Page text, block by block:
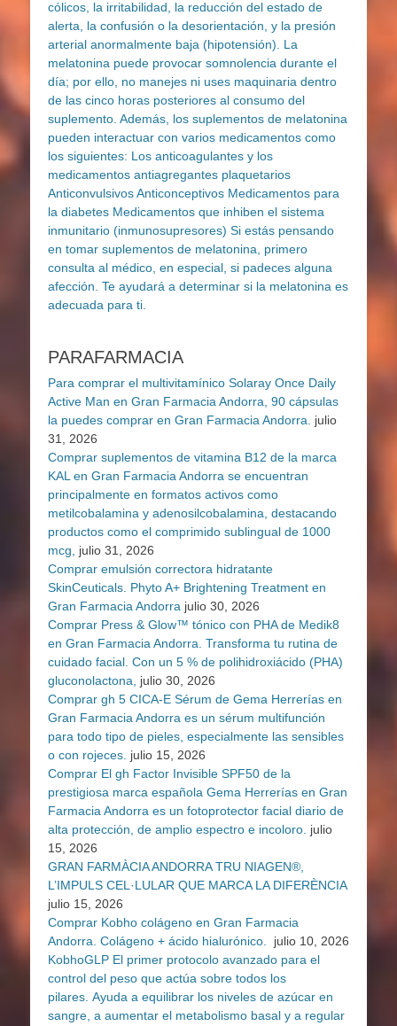
PARAFARMACIA
Para comprar el multivitamínico Solaray Once Daily
Active Man en Gran Farmacia Andorra, 90 cápsulas
la puedes comprar en Gran Farmacia Andorra.
julio
31, 2026
Comprar suplementos de vitamina B12 de la marca
KAL en Gran Farmacia Andorra se encuentran
principalmente en formatos activos como
metilcobalamina y adenosilcobalamina, destacando
productos como el comprimido sublingual de 1000
mcg,
julio 31, 2026
Comprar emulsión correctora hidratante
SkinCeuticals. Phyto A+ Brightening Treatment en
Gran Farmacia Andorra julio 30, 2026
Comprar Press & Glow™ tónico con PHA de Medik8
en Gran Farmacia Andorra. Transforma tu rutina de
cuidado facial. Con un 5 % de polihidroxiácido (PHA)
gluconolactona,
julio 30, 2026
Comprar gh 5 CICA-E Sérum de Gema Herrerías en
Gran Farmacia Andorra es un sérum multifunción
para todo tipo de pieles, especialmente las sensibles
o con rojeces. julio 15, 2026
Comprar El gh Factor Invisible SPF50 de la
prestigiosa marca española Gema Herrerías en Gran
Farmacia Andorra es un fotoprotector facial diario de
alta protección, de amplio espectro e incoloro. julio
15, 2026
GRAN FARMÀCIA ANDORRA TRU NIAGEN®,
L’IMPULS CEL·LULAR QUE MARCA LA DIFERÈNCIA
julio 15, 2026
Comprar Kobho colágeno en Gran Farmacia
Andorra. Colágeno + ácido hialurónico.
julio 10, 2026
KobhoGLP El primer protocolo avanzado para el
control del peso que actúa sobre todos los
pilares. Ayuda a equilibrar los niveles de azúcar en
sangre, a aumentar el metabolismo basal y a regular